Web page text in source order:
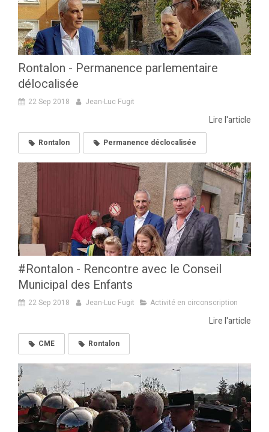
Rontalon - Permanence parlementaire
délocalisée
22 Sep 2018 Jean-Luc Fugit
Lire l'article
Rontalon Permanence déclocalisée
#Rontalon - Rencontre avec le Conseil
Municipal des Enfants
22 Sep 2018 Jean-Luc Fugit Activité en circonscription
Lire l'article
CME Rontalon